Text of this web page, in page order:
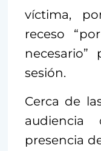
víctima,
receso
sesión.
Cerca de
presencia